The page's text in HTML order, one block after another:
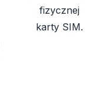
fizycznej
karty SIM.